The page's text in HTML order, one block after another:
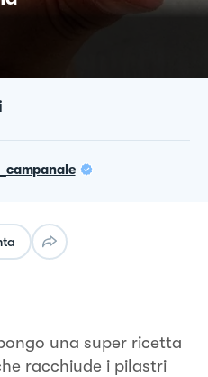
una super ricetta
racchiude i pilastri